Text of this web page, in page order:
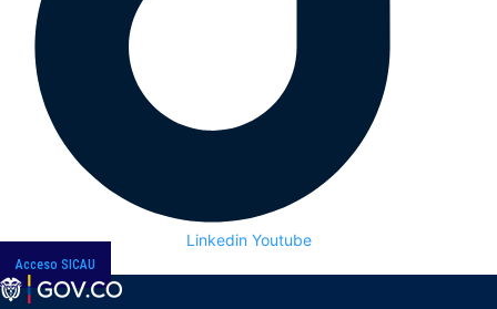
Linkedin Youtube
Acceso SICAU